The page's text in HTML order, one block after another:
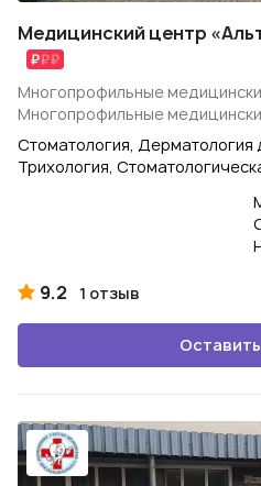
Медицинский центр
Многопрофильные
Многопрофильные
Стоматология, Дерматология
Трихология,
9.2 1 отзыв